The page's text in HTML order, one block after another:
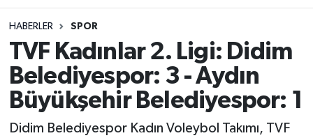
HABERLER SPOR
TVF Kadınlar 2. Ligi: Didim
Belediyespor: 3 - Aydın
Büyükşehir Belediyespor: 1
Didim Belediyespor Kadın Voleybol Takımı, TVF
GÜNCEL
İZMİR
ÖZEL HABER
POLİTİKA